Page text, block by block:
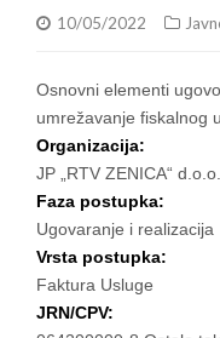
10/05/2022
Osnovni elementi
umrežavanje fiskalnog
Organizacija:
JP „RTV ZENICA“
Faza postupka:
Ugovaranje i realizacija
Vrsta postupka:
Faktura Usluge
JRN/CPV: